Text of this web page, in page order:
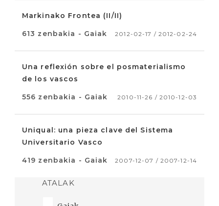
Markinako Frontea (II/II)
613 zenbakia - Gaiak 2012-02-17 / 2012-02-24
Una reflexión sobre el posmaterialismo
de los vascos
556 zenbakia - Gaiak 2010-11-26 / 2010-12-03
Uniqual: una pieza clave del Sistema
Universitario Vasco
419 zenbakia - Gaiak 2007-12-07 / 2007-12-14
ATALAK